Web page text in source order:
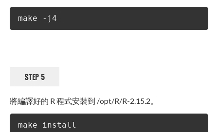
make -j4
STEP 5
將編譯好的 R 程式安裝到 /opt/R/R-2.15.2。
make install